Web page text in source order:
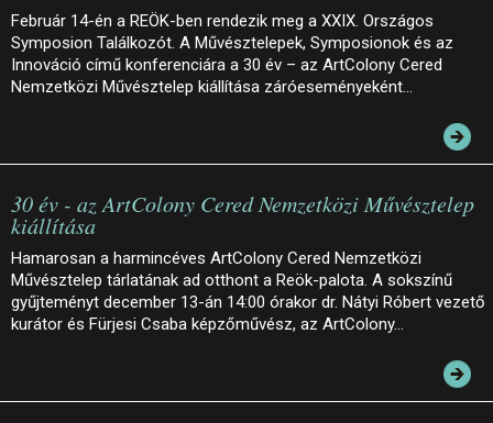
Február 14-én a REÖK-ben rendezik meg a XXIX. Országos
Symposion Találkozót. A Művésztelepek, Symposionok és az
Innováció című konferenciára a 30 év – az ArtColony Cered
Nemzetközi Művésztelep kiállítása záróeseményeként…
30 év - az ArtColony Cered Nemzetközi Művésztelep
kiállítása
Hamarosan a harmincéves ArtColony Cered Nemzetközi
Művésztelep tárlatának ad otthont a Reök-palota. A sokszínű
gyűjteményt december 13-án 14:00 órakor dr. Nátyi Róbert vezető
kurátor és Fürjesi Csaba képzőművész, az ArtColony…